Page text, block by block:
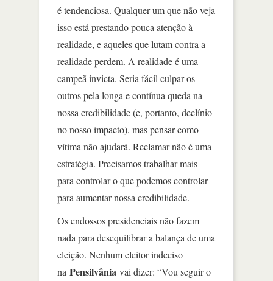
é tendenciosa. Qualquer um que não veja
isso está prestando pouca atenção à
realidade, e aqueles que lutam contra a
realidade perdem. A realidade é uma
campeã invicta. Seria fácil culpar os
outros pela longa e contínua queda na
nossa credibilidade (e, portanto, declínio
no nosso impacto), mas pensar como
vítima não ajudará. Reclamar não é uma
estratégia. Precisamos trabalhar mais
para controlar o que podemos controlar
para aumentar nossa credibilidade.
Os endossos presidenciais não fazem
nada para desequilibrar a balança de uma
eleição. Nenhum eleitor indeciso
na Pensilvânia vai dizer: “Vou seguir o